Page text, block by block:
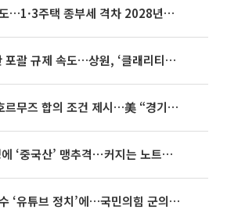
종부세 개편에도…1·3주택 종부세 격차 2028년부터 확대
미국, 가상자산 포괄 규제 속도…상원, ‘클래리티법’ 9월 절차투표 추진
이란, 미국에 호르무즈 합의 조건 제시…美 “경기 아직 안 끝나” [종합]
맥북 품은 삼성에 ‘중국산’ 맹추격⋯커지는 노트북 OLED 시장
우성빈 기장군수 ‘유튜브 정치’에…국민의힘 군의원들 집단 반발